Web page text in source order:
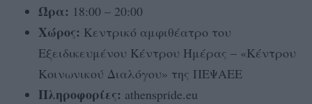
Ώρα: 18:00 – 20:00
Χώρος: Κεντρικό αμφιθέατρο του
Εξειδικευμένου Κέντρου Ημέρας – «Κέντρου
Κοινωνικού Διαλόγου» της ΠΕΨΑΕΕ
Πληροφορίες: athenspride.eu